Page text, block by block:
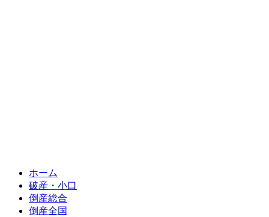
ホーム
破産・小口
倒産総合
倒産全国